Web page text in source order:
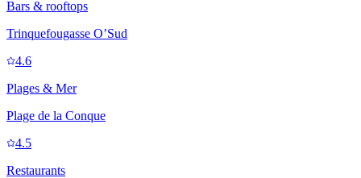
Bars & rooftops
Trinquefougasse O’Sud
4.6
Plages & Mer
Plage de la Conque
4.5
Restaurants